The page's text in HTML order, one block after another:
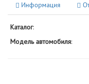
Информация
Каталог:
Модель автомобиля: